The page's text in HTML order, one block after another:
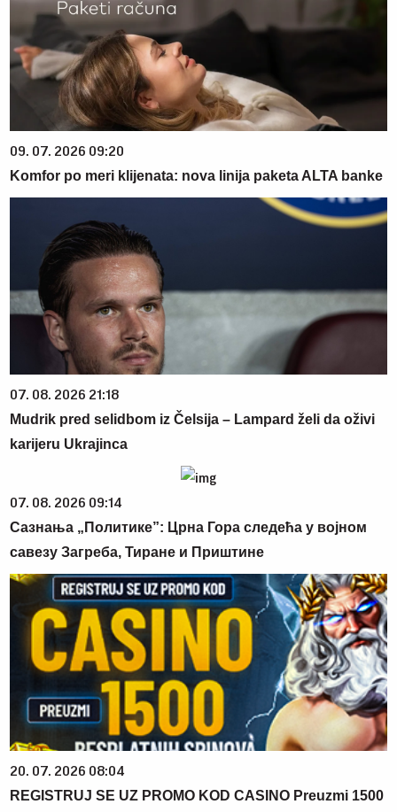
09. 07. 2026 09:20
Komfor po meri klijenata: nova linija paketa ALTA banke
07. 08. 2026 21:18
Mudrik pred selidbom iz Čelsija – Lampard želi da oživi
karijeru Ukrajinca
07. 08. 2026 09:14
Сазнања „Политике”: Црна Гора следећа у војном
савезу Загреба, Тиране и Приштине
20. 07. 2026 08:04
REGISTRUJ SE UZ PROMO KOD CASINO Preuzmi 1500